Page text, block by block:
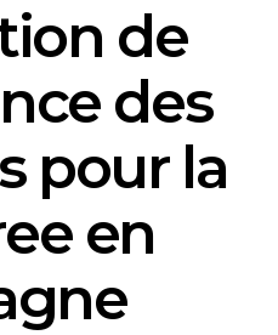
de
des
pour la
en